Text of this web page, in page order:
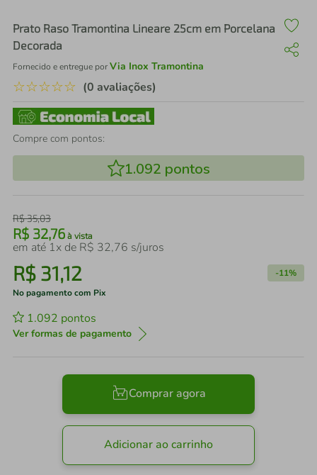
Prato Raso Tramontina Lineare 25cm em Porcelana
Decorada
Fornecido e entregue porVia Inox Tramontina
☆☆☆☆☆ (0 avaliações)
Compre com pontos:
1.092 pontos
R$35,03
R$ 32,76 à vista
em até 1x de R$ 32,76 s/juros
R$ 31,12 -11%
No pagamento com Pix
1.092 pontos
Ver formas de pagamento
Comprar agora
Adicionar ao carrinho